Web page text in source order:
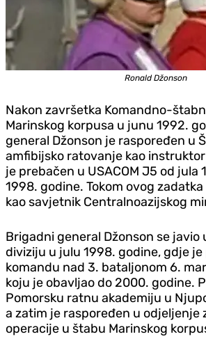
Ronald Džonson
Nakon završetka Komandno-
Marinskog korpusa u junu 1992.
general Džonson je raspoređen u
amfibijsko ratovanje kao
je prebačen u USACOM J5 od jula
1998. godine. Tokom ovog
kao savjetnik Centralnoazijskog
Brigadni general Džonson se javio
diviziju u julu 1998. godine, gdje
komandu nad 3. bataljonom 6.
koju je obavljao do 2000. godine.
Pomorsku ratnu akademiju u
a zatim je raspoređen u odjeljenje
operacije u štabu Marinskog